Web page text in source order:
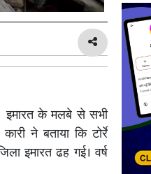
इमारत के मलबे से सभी
ने बताया कि टोर्रे
इमारत ढह गई। वर्ष